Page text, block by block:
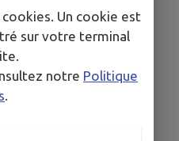
(pains, œufs, fromages,
huiles, savon...)
Un cookie est
sur votre terminal
notre Politique